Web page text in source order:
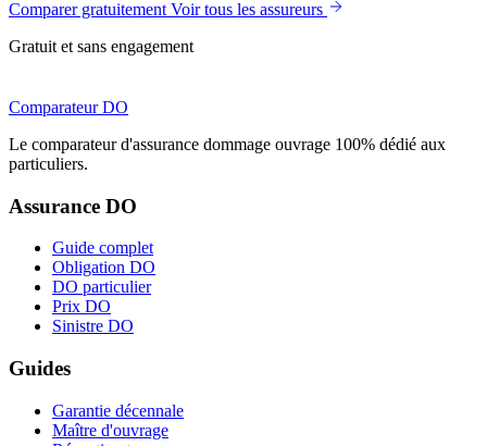
Comparer gratuitement Voir tous les assureurs
Gratuit et sans engagement
ComparateurDO
Le comparateur d'assurance dommage ouvrage 100% dédié aux
particuliers.
Assurance DO
Guide complet
Obligation DO
DO particulier
Prix DO
Sinistre DO
Guides
Garantie décennale
Maître d'ouvrage